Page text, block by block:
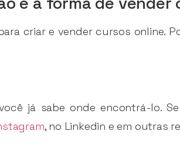
criar e vender cursos online.
já sabe onde encontrá-lo.
, no Linkedin e em outras